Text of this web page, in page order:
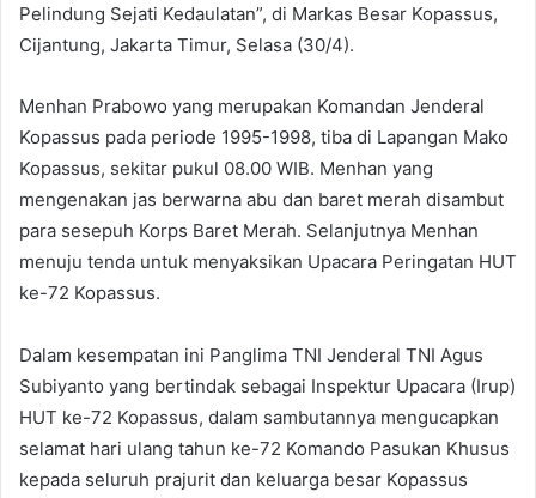
Pelindung Sejati Kedaulatan”, di Markas Besar Kopassus,
Cijantung, Jakarta Timur, Selasa (30/4).
Menhan Prabowo yang merupakan Komandan Jenderal
Kopassus pada periode 1995-1998, tiba di Lapangan Mako
Kopassus, sekitar pukul 08.00 WIB. Menhan yang
mengenakan jas berwarna abu dan baret merah disambut
para sesepuh Korps Baret Merah. Selanjutnya Menhan
menuju tenda untuk menyaksikan Upacara Peringatan HUT
ke-72 Kopassus.
Dalam kesempatan ini Panglima TNI Jenderal TNI Agus
Subiyanto yang bertindak sebagai Inspektur Upacara (Irup)
HUT ke-72 Kopassus, dalam sambutannya mengucapkan
selamat hari ulang tahun ke-72 Komando Pasukan Khusus
kepada seluruh prajurit dan keluarga besar Kopassus